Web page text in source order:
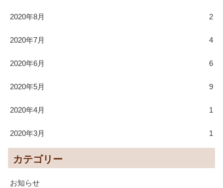
2020年8月 2
2020年7月 4
2020年6月 6
2020年5月 9
2020年4月 1
2020年3月 1
カテゴリー
お知らせ